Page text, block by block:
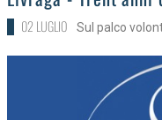
02 LUGLIO Sul palco